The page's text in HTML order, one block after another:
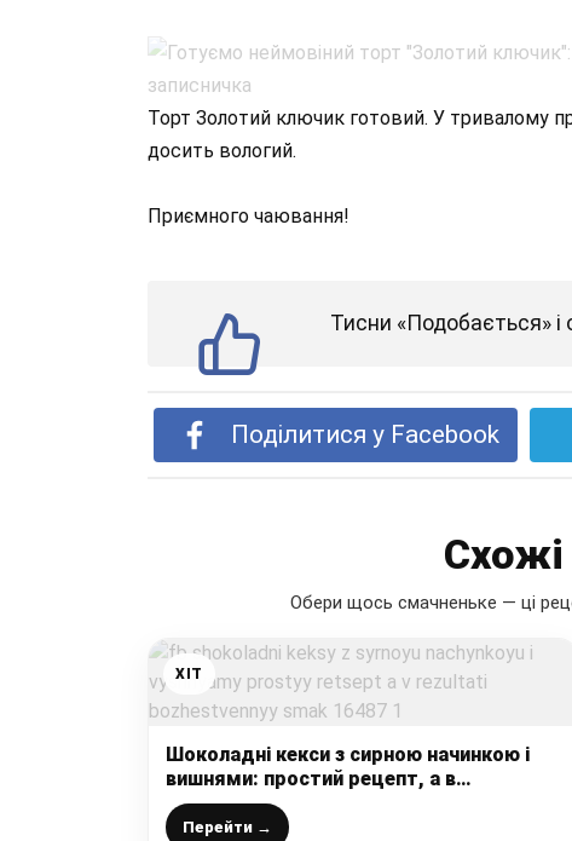
Торт Золотий ключик готовий. У тривалому
досить вологий.
Приємного чаювання!
Тисни «Подобається»
Поділитися у Facebook
Схожі
Обери щось смачненьке — ці
ХІТ
Шоколадні кекси з сирною начинкою і
вишнями: простий рецепт, а в
результаті божественний смак
Перейти →